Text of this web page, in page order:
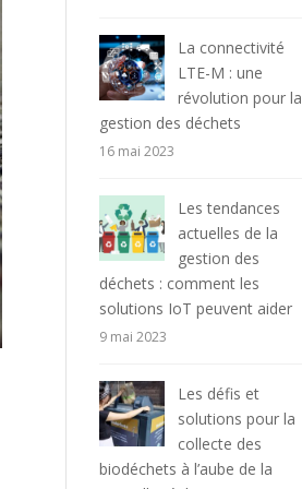
La connectivité
LTE-M : une
révolution pour la
gestion des déchets
16 mai 2023
Les tendances
actuelles de la
gestion des
déchets : comment les
solutions IoT peuvent aider
9 mai 2023
Les défis et
solutions pour la
collecte des
biodéchets à l’aube de la